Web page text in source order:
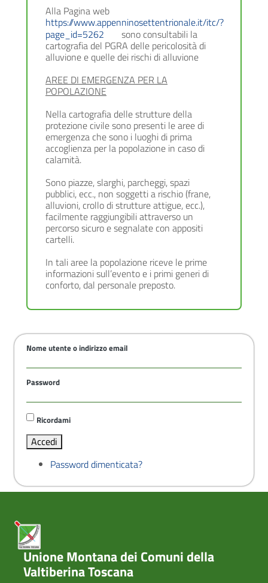
Alla Pagina web
https://www.appenninosettentrionale.it/itc/?
page_id=5262
sono consultabili la
cartografia del PGRA delle pericolosità di
alluvione e quelle dei rischi di alluvione
AREE DI EMERGENZA PER LA
POPOLAZIONE
Nella cartografia delle strutture della
protezione civile sono presenti le aree di
emergenza che sono i luoghi di prima
accoglienza per la popolazione in caso di
calamità.
Sono piazze, slarghi, parcheggi, spazi
pubblici, ecc., non soggetti a rischio (frane,
alluvioni, crollo di strutture attigue, ecc.),
facilmente raggiungibili attraverso un
percorso sicuro e segnalate con appositi
cartelli.
In tali aree la popolazione riceve le prime
informazioni sull’evento e i primi generi di
conforto, dal personale preposto.
Nome utente o indirizzo email
Password
Ricordami
Accedi
Password dimenticata?
Unione Montana dei Comuni della
Valtiberina Toscana